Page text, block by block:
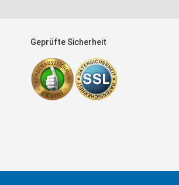
Geprüfte Sicherheit